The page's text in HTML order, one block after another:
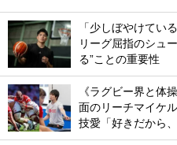
「少しぼやけてい
リーグ屈指のシュ
る”ことの重要性
《ラグビー界と体
面のリーチマイケ
技愛「好きだから